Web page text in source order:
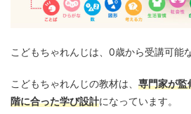
こどもちゃれんじは、0歳から受講可能
こどもちゃれんじの教材は、 専門家が監
階に合った学び設計になっています。